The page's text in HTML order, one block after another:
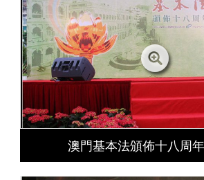
澳門基本法頒佈十八周